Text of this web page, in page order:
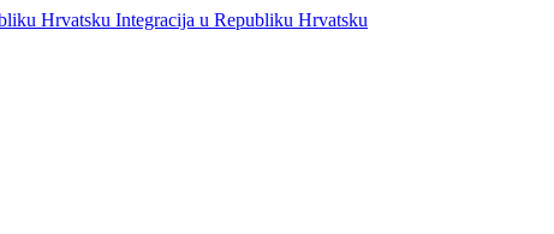
Integracija u Republiku Hrvatsku